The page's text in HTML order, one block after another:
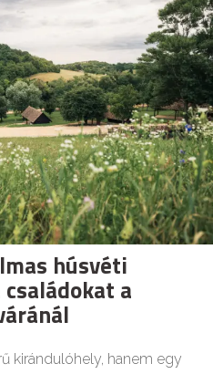
húsvéti
a
kirándulóhely, hanem egy